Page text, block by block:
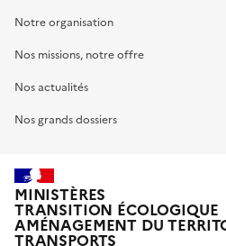
Notre organisation
Nos missions, notre offre
Nos actualités
Nos grands dossiers
MINISTÈRES
TRANSITION ÉCOLOGIQUE
AMÉNAGEMENT DU
TRANSPORTS